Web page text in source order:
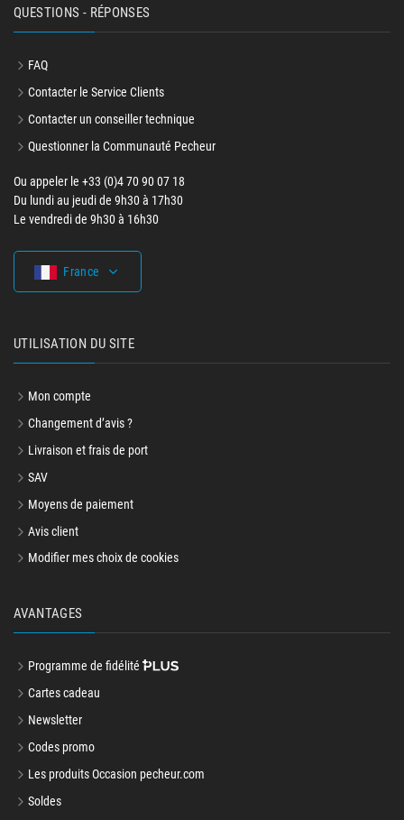
QUESTIONS - RÉPONSES
FAQ
Contacter le Service Clients
Contacter un conseiller technique
Questionner la Communauté Pecheur
Ou appeler le +33 (0)4 70 90 07 18
Du lundi au jeudi de 9h30 à 17h30
Le vendredi de 9h30 à 16h30
France
UTILISATION DU SITE
Mon compte
Changement d’avis ?
Livraison et frais de port
SAV
Moyens de paiement
Avis client
Modifier mes choix de cookies
AVANTAGES
Programme de fidélité
Cartes cadeau
Newsletter
Codes promo
Les produits Occasion pecheur.com
Soldes